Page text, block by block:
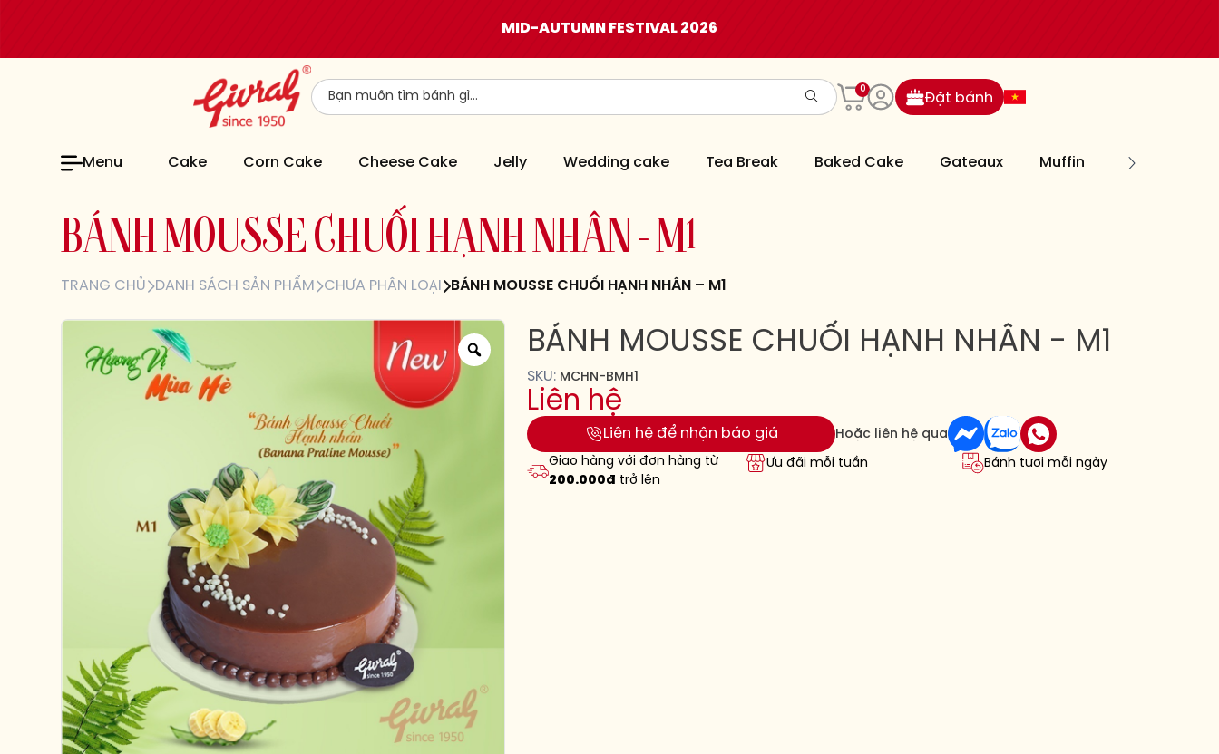
MID-AUTUMN FESTIVAL 2026
0
Đặt bánh
Menu Cake Corn Cake Cheese Cake Jelly Wedding cake Tea Break Baked Cake Gateaux Muffin Cookies
BÁ N H M OUSS E C H UỐ H Ạ N H N H Â N – M 1
TRANG CHỦ DANH SÁCH SẢN PHẨM CHƯA PHÂN LOẠI BÁNH MOUSSE CHUỐI HẠNH NHÂN – M1
BÁNH MOUSSE CHUỐI HẠNH NHÂN - M1
SKU: MCHN-BMH1
Liên hệ
Liên hệ để nhận báo giá Hoặc liên hệ qua
Giao hàng với đơn hàng từ
200.000đ trở lên
Ưu đãi mỗi tuần Bánh tươi mỗi ngày